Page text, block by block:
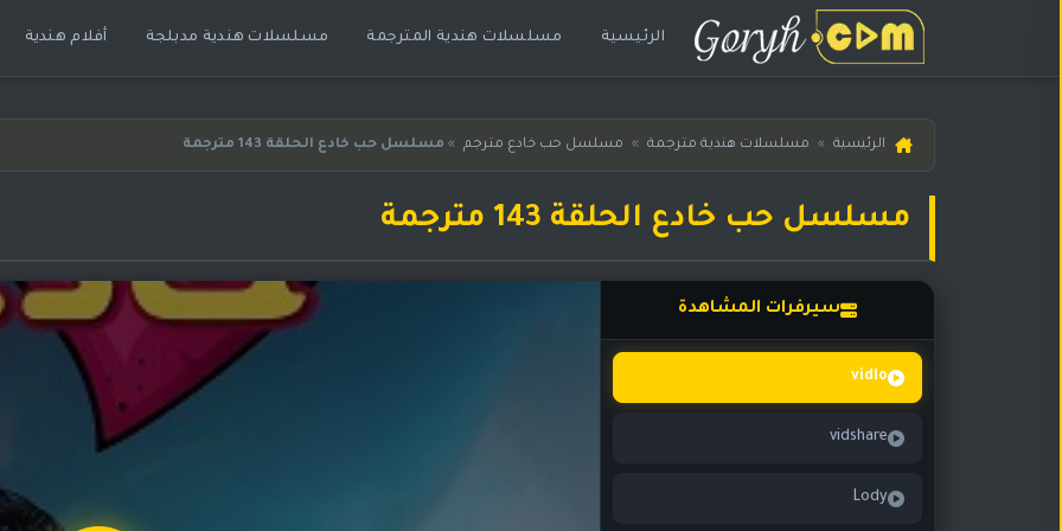
الرئيسية مسلسلات هندية المترجمة مسلسلات هندية مدبلجة أفلام هندية
الرئيسية » مسلسلات هندية مترجمة » مسلسل حب خادع مترجم » مسلسل حب خادع الحلقة 143 مترجمة
مسلسل حب خادع الحلقة 143 مترجمة
سيرفرات المشاهدة
vidlo
vidshare
Lody